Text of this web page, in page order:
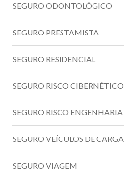
SEGURO ODONTOLÓGICO
SEGURO PRESTAMISTA
SEGURO RESIDENCIAL
SEGURO RISCO CIBERNÉTICO
SEGURO RISCO ENGENHARIA
SEGURO VEÍCULOS DE CARGA
SEGURO VIAGEM